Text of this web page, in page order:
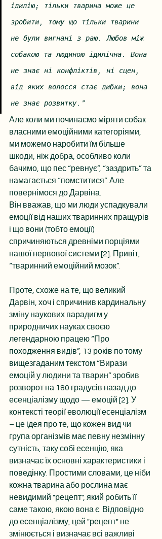
ідилію; тільки тварина може це
зробити, тому що тільки тварини
не були вигнані з раю. Любов між
собакою та людиною ідилічна. Вона
не знає ні конфліктів, ні сцен,
від яких волосся стає дибки; вона
не знає розвитку.”
Але коли ми починаємо міряти собак
власними емоційними категоріями,
ми можемо наробити їм більше
шкоди, ніж добра, особливо коли
бачимо, що пес “ревнує”, “заздрить” та
намагається “помститися”. Але
повернімося до Дарвіна.
Він вважав, що ми люди успадкували
емоції від наших тваринних пращурів
і що вони (тобто емоції)
спричиняються древніми порціями
нашої нервової системи [2]. Привіт,
“тваринний емоційний мозок”.
Проте, схоже на те, що великий
Дарвін, хоч і спричинив кардинальну
зміну наукових парадигм у
природничих науках своєю
легендарною працею “Про
походження видів”, 13 років по тому
вищезгаданим текстом “Вирази
емоцій у людини та тварин” зробив
розворот на 180 градусів назад до
есенціалізму щодо — емоцій [2]. У
контексті теорії еволюції есенціалізм
– це ідея про те, що кожен вид чи
група організмів має певну незмінну
сутність, таку собі есенцію, яка
визначає їх основні характеристики і
поведінку. Простими словами, це ніби
кожна тварина або рослина має
невидимий "рецепт", який робить її
саме такою, якою вона є. Відповідно
до есенціалізму, цей "рецепт" не
змінюється і визначає всі важливі